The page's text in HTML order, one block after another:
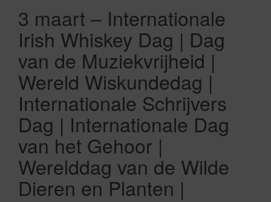
3 maart – Internationale
Irish Whiskey Dag | Dag
van de Muziekvrijheid |
Wereld Wiskundedag |
Internationale Schrijvers
Dag | Internationale Dag
van het Gehoor |
Werelddag van de Wilde
Dieren en Planten |